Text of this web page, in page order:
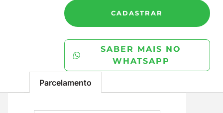
CADASTRAR
SABER MAIS NO
WHATSAPP
Parcelamento